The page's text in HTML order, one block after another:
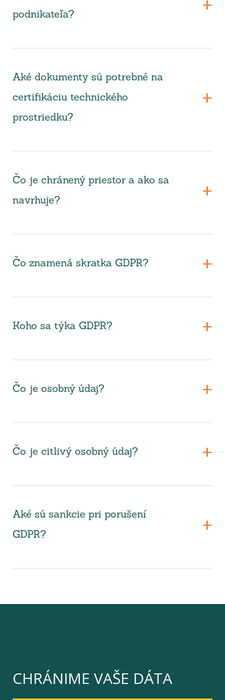
podnikateľa?
Aké dokumenty sú potrebné na
certifikáciu technického
prostriedku?
Čo je chránený priestor a ako sa
navrhuje?
Čo znamená skratka GDPR?
Koho sa týka GDPR?
Čo je osobný údaj?
Čo je citlivý osobný údaj?
Aké sú sankcie pri porušení
GDPR?
CHRÁNIME VAŠE DÁTA